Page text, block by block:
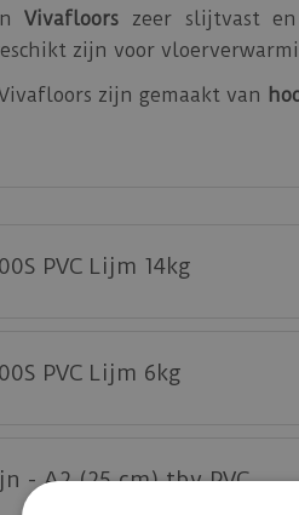
Vivafloors zeer slijtvast
zijn voor
zijn gemaakt van
specificaties van de
PVC Lijm 14kg
PVC Lijm 6kg
- A2 (25 cm) tbv PVC